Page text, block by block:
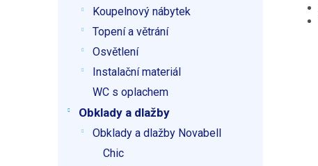
Koupelnový nábytek
Topení a větrání
Osvětlení
Instalační materiál
WC s oplachem
Obklady a dlažby
Obklady a dlažby Novabell
Chic